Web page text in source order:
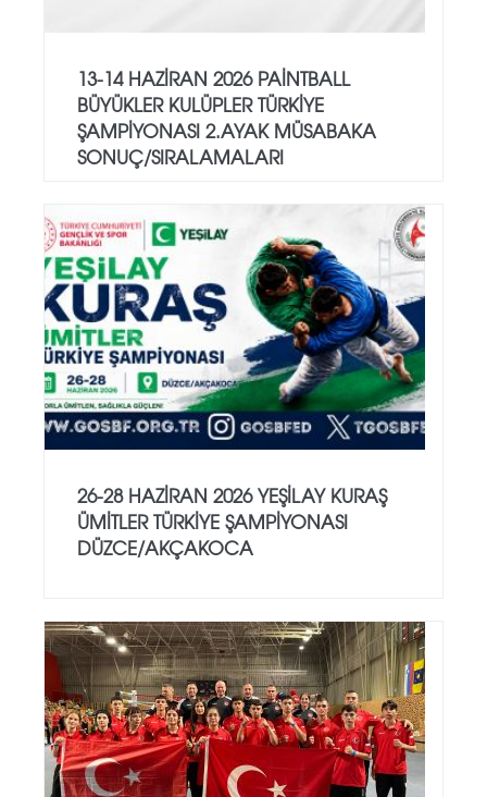
13-14 HAZİRAN 2026 PAİNTBALL
BÜYÜKLER KULÜPLER TÜRKİYE
ŞAMPİYONASI 2.AYAK MÜSABAKA
SONUÇ/SIRALAMALARI
26-28 HAZİRAN 2026 YEŞİLAY KURAŞ
ÜMİTLER TÜRKİYE ŞAMPİYONASI
DÜZCE/AKÇAKOCA